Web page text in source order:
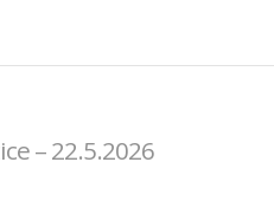
– 22.5.2026